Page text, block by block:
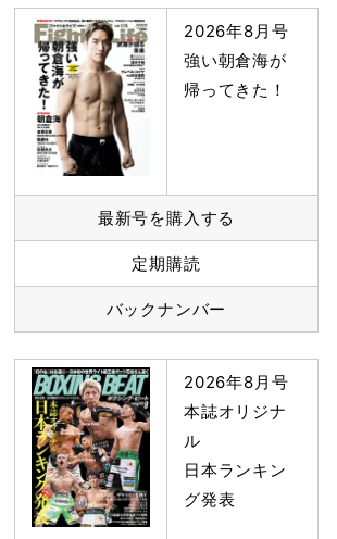
2026年8月号
強い朝倉海が
帰ってきた！
最新号を購入する
定期購読
バックナンバー
2026年8月号
本誌オリジナ
ル
日本ランキン
グ発表